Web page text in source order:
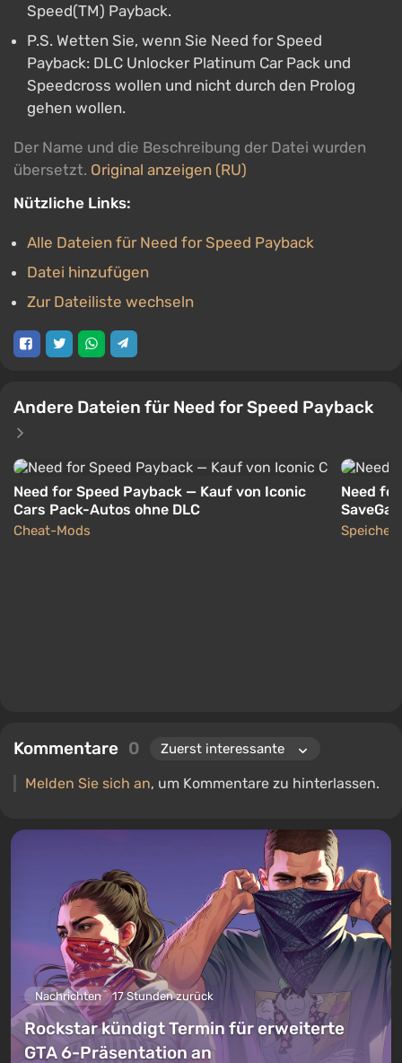
Speed(TM) Payback.
P.S. Wetten Sie, wenn Sie Need for Speed ​​
Payback: DLC Unlocker Platinum Car Pack und
Speedcross wollen und nicht durch den Prolog
gehen wollen.
Der Name und die Beschreibung der Datei wurden
übersetzt. Original anzeigen (RU)
Nützliche Links:
Alle Dateien für Need for Speed Payback
Datei hinzufügen
Zur Dateiliste wechseln
Andere Dateien für Need for Speed Payback
Need for Speed Payback — Kauf von Iconic
Cars Pack-Autos ohne DLC
Cheat-Mods
Need
wurden
Kommentare 0
Melden Sie sich an, um Kommentare zu hinterlassen.
Nachrichten 17 Stunden zurück
Rockstar kündigt Termin für erweiterte
GTA 6-Präsentation an